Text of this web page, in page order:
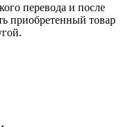
перевода и после
приобретенный товар